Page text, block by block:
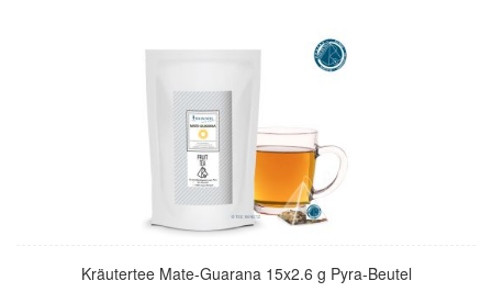
Kräutertee Mate-Guarana 15x2.6 g Pyra-Beutel